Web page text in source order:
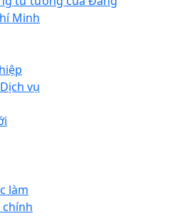
Minh
vụ
làm
chính